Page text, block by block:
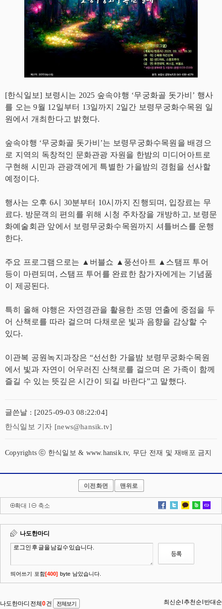
[한식일보] 보령시는 2025 숲속야행 ‘무궁화골 돗가비’ 행사
를 오는 9월 12일부터 13일까지 2일간 보령무궁화수목원 일
원에서 개최한다고 밝혔다.
숲속야행 ‘무궁화골 돗가비’는 보령무궁화수목원을 배경으
로 지역의 독창적인 문화관광 자원을 한밤의 미디어아트로
구현해 시민과 관광객에게 특별한 가을밤의 경험을 선사할
예정이다.
행사는 오후 6시 30분부터 10시까지 진행되며, 입장료는 무
료다. 방문객의 편의를 위해 시청 주차장을 개방하고, 보령문
화예술회관 앞에서 보령무궁화수목원까지 셔틀버스를 운행
한다.
주요 프로그램으로는 ▲버블쇼 ▲풍선아트 ▲스탬프 투어
등이 마련되며, 스탬프 투어를 완료한 참가자에게는 기념품
이 제공된다.
특히 올해 야행은 자연경관을 활용한 조명 연출에 중점을 두
어 산책로를 따라 걸으며 다채로운 빛과 음향을 감상할 수
있다.
이관복 공원녹지과장은 “선선한 가을밤 보령무궁화수목원
에서 빛과 자연이 어우러진 산책로를 걸으며 온 가족이 함께
즐길 수 있는 뜻깊은 시간이 되길 바란다”고 말했다.
글쓴날 : [2025-09-03 08:22:04]
한식일보 기자 [news@hansik.tv]
Copyrights ⓒ 한식일보 & www.hansik.tv, 무단 전재 및 재배포 금지
이전화면 맨위로
확대 l 축소